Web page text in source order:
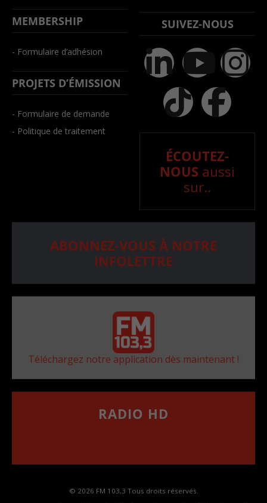
MEMBERSHIP
- Formulaire d’adhésion
PROJETS D’ÉMISSION
- Formulaire de demande
- Politique de traitement
SUIVEZ-NOUS
ÉCOUTEZ-
NOUS aussi
sur..
ABONNEZ-VOUS À NOTRE
INFOLETTRE
Téléchargez notre application dès maintenant !
RADIO HD
© 2026 FM 103,3 Tous droits réservés.